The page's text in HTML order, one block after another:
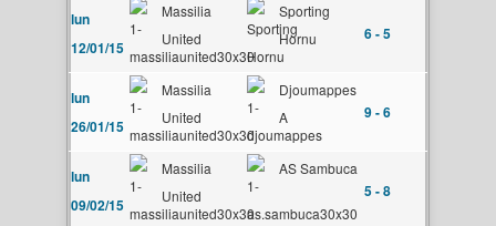
lun
12/01/15
Massilia
United
Sporting
Hornu
6 - 5
lun
26/01/15
Massilia
United
Djoumappes
A
9 - 6
lun
09/02/15
Massilia
United
AS Sambuca
5 - 8